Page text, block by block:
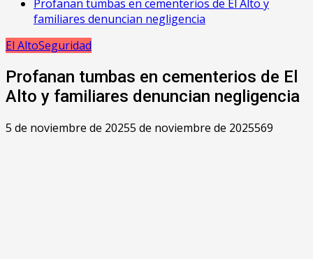
Profanan tumbas en cementerios de El Alto y
familiares denuncian negligencia
El AltoSeguridad
Profanan tumbas en cementerios de El
Alto y familiares denuncian negligencia
5 de noviembre de 20255 de noviembre de 2025569